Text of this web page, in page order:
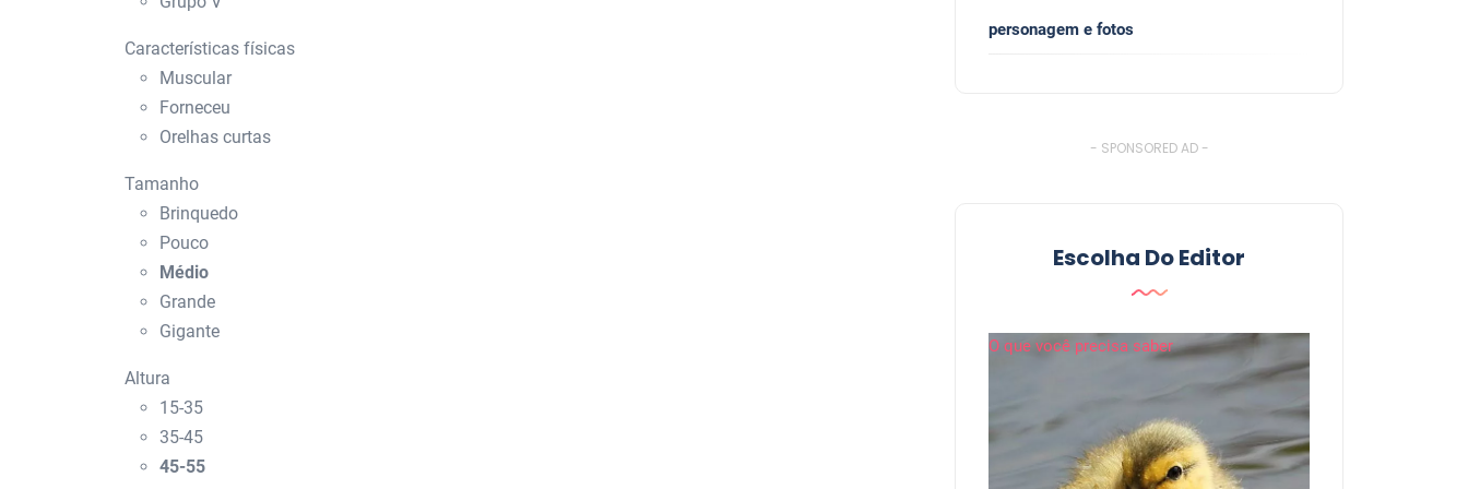
Características físicas
Muscular
Forneceu
Orelhas curtas
Tamanho
Brinquedo
Pouco
Médio
Grande
Gigante
Altura
15-35
35-45
45-55
personagem e fotos
- SPONSORED AD -
Escolha Do Editor
O que você precisa saber